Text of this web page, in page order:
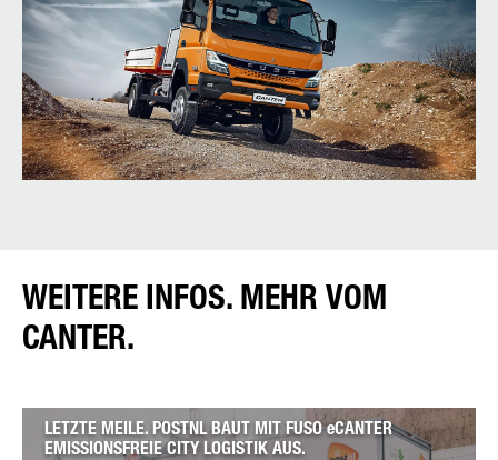
WEITERE INFOS. MEHR VOM
CANTER.
LETZTE MEILE. POSTNL BAUT MIT FUSO eCANTER
EMISSIONSFREIE CITY LOGISTIK AUS.